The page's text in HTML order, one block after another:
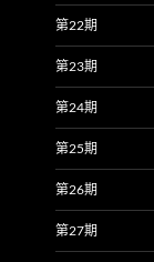
第22期
第23期
第24期
第25期
第26期
第27期